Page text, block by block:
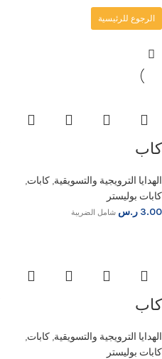
الرجوع للرئيسية
كاب
الهدايا الترويجية والتسويقية, كابات,
كابات بوليستر
3.00 ر.س شامل الضريبة
كاب
الهدايا الترويجية والتسويقية, كابات,
كابات بوليستر